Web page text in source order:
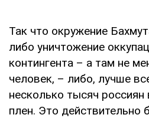
Так что окружение
либо уничтожение
контингента – а там не
человек, – либо, лучше
несколько тысяч
плен. Это действительно